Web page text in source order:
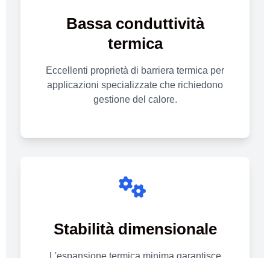
Bassa conduttività
termica
Eccellenti proprietà di barriera termica per
applicazioni specializzate che richiedono
gestione del calore.
Stabilità dimensionale
L'espansione termica minima garantisce